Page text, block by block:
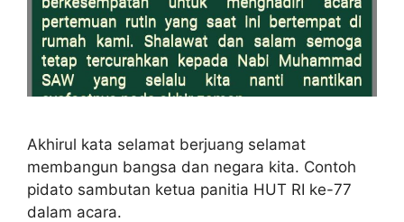
Akhirul kata selamat berjuang selamat
membangun bangsa dan negara kita. Contoh
pidato sambutan ketua panitia HUT RI ke-77
dalam acara.